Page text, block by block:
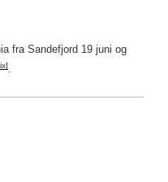
fra Sandefjord 19 juni og
.